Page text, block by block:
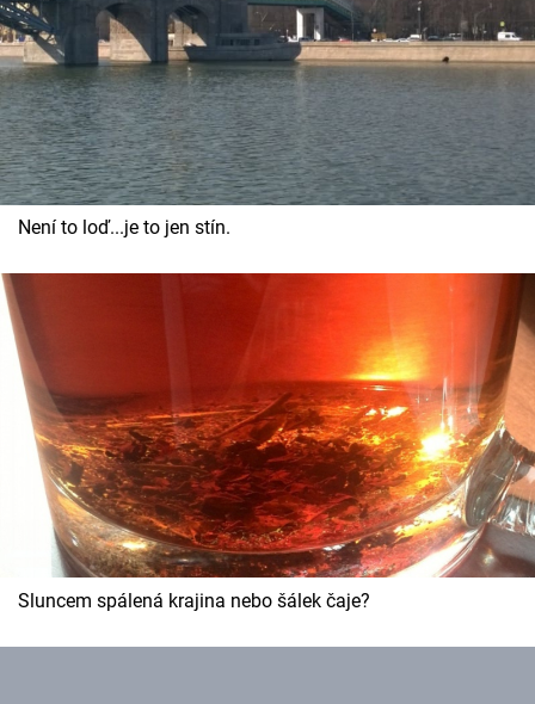
Není to loď...je to jen stín.
Sluncem spálená krajina nebo šálek čaje?